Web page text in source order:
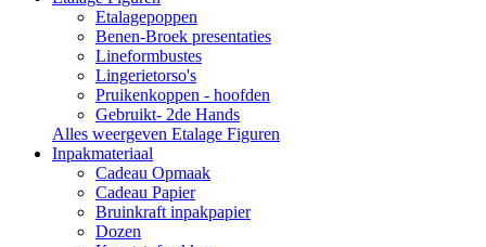
Etalagepoppen
Benen-Broek presentaties
Lineformbustes
Lingerietorso's
Pruikenkoppen - hoofden
Gebruikt- 2de Hands
Alles weergeven Etalage Figuren
Inpakmateriaal
Cadeau Opmaak
Cadeau Papier
Bruinkraft inpakpapier
Dozen